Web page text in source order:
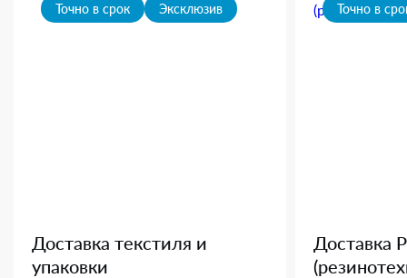
Точно в срок Эксклюзив
Доставка текстиля и
упаковки
Точно в
Доставка